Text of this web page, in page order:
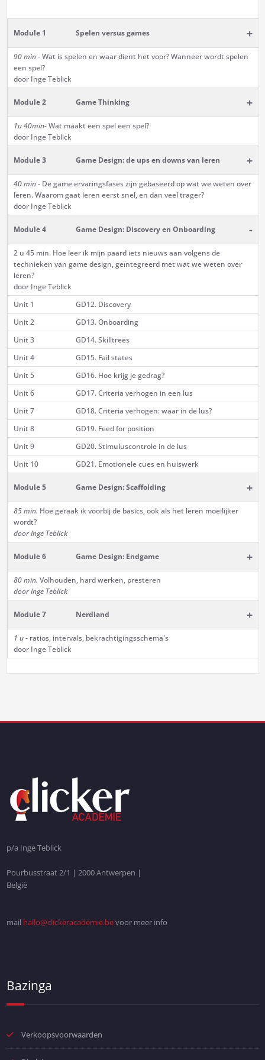
Module 1 Spelen versus games +
90 min- Wat is spelen en waar dient het voor? Wanneer wordt spelen
een spel?
door Inge Teblick
Module 2 Game Thinking +
1u 40min-Wat maakt een spel een spel?
door Inge Teblick
Module 3 Game Design: de ups en downs van leren +
40 min- De game ervaringsfases zijn gebaseerd op wat we weten over
leren. Waarom gaat leren eerst snel, en dan veel trager?
door Inge Teblick
Module 4 Game Design: Discovery en Onboarding -
2 u 45 min. Hoe leer ik mijn paard iets nieuws aan volgens de
technieken van game design, geïntegreerd met wat we weten over
leren?
door Inge Teblick
Unit 1
GD12. Discovery
Unit 2
GD13. Onboarding
Unit 3
GD14. Skilltrees
Unit 4
GD15. Fail states
Unit 5
GD16. Hoe krijg je gedrag?
Unit 6
GD17. Criteria verhogen in een lus
Unit 7
GD18. Criteria verhogen: waar in de lus?
Unit 8
GD19. Feed for position
Unit 9
GD20. Stimuluscontrole in de lus
Unit 10
GD21. Emotionele cues en huiswerk
Module 5 Game Design: Scaffolding +
85 min. Hoe geraak ik voorbij de basics, ook als het leren moeilijker
wordt?
door Inge Teblick
Module 6 Game Design: Endgame +
80 min. Volhouden, hard werken, presteren
door Inge Teblick
Module 7 Nerdland +
1 u- ratios, intervals, bekrachtigingsschema's
door Inge Teblick
p/a Inge Teblick
Pourbusstraat 2/1 | 2000 Antwerpen |
België
mail hallo@clickeracademie.bevoor meer info
Bazinga
Verkoopsvoorwaarden